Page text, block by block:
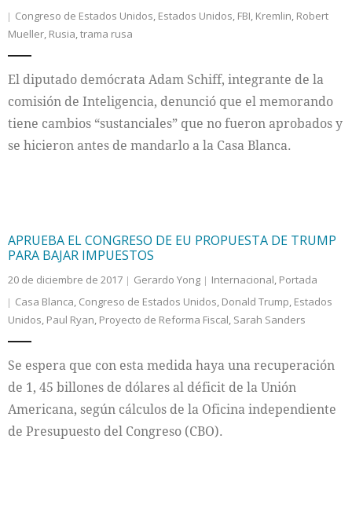
Congreso de Estados Unidos, Estados Unidos, FBI, Kremlin, Robert
Mueller, Rusia,trama rusa
El diputado demócrata Adam Schiff, integrante de la
comisión de Inteligencia, denunció que el memorando
tiene cambios “sustanciales” que no fueron aprobados y
se hicieron antes de mandarlo a la Casa Blanca.
APRUEBA EL CONGRESO DE EU PROPUESTA DE TRUMP
PARA BAJAR IMPUESTOS
20 de diciembre de 2017 Gerardo Yong Internacional, Portada
Casa Blanca, Congreso de Estados Unidos, Donald Trump, Estados
Unidos, Paul Ryan, Proyecto de Reforma Fiscal, Sarah Sanders
Se espera que con esta medida haya una recuperación
de 1, 45 billones de dólares al déficit de la Unión
Americana, según cálculos de la Oficina independiente
de Presupuesto del Congreso (CBO).